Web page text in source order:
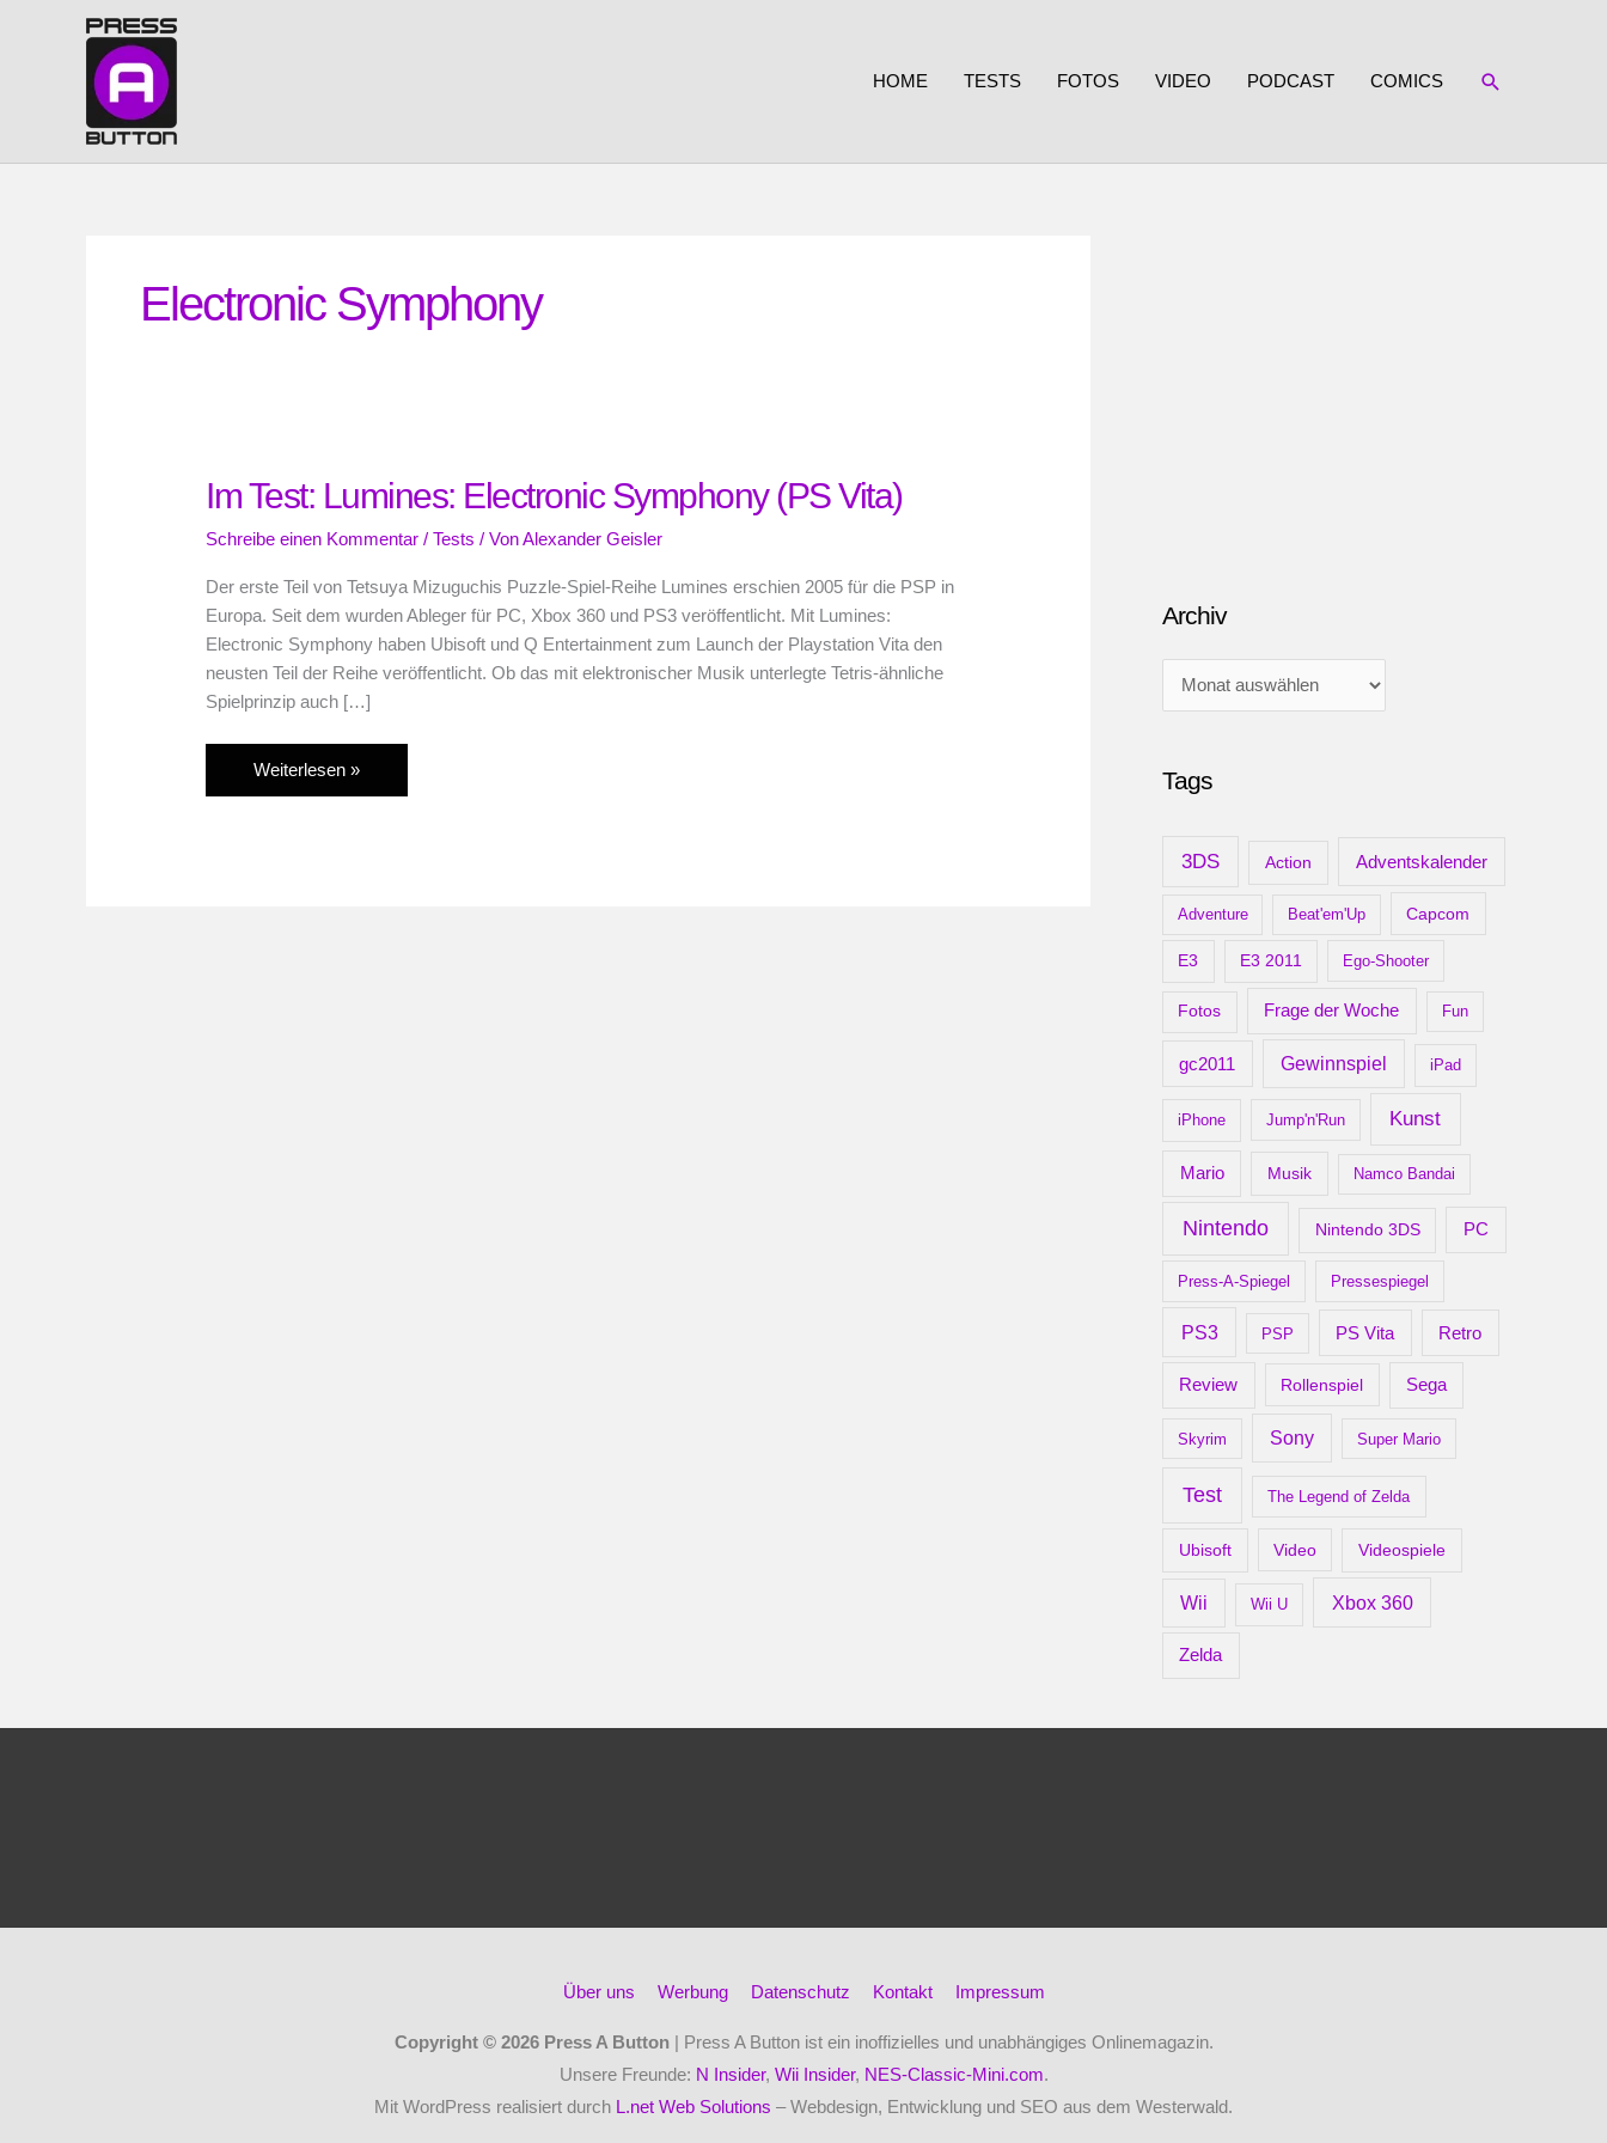
HOME TESTS FOTOS VIDEO PODCAST COMICS SUCHEN
Electronic Symphony
Im Test: Lumines: Electronic Symphony (PS Vita)
Schreibe einen Kommentar /Tests / VonAlexander Geisler
Der erste Teil von Tetsuya Mizuguchis Puzzle-Spiel-Reihe Lumines erschien 2005 für die PSP in
Europa. Seit dem wurden Ableger für PC, Xbox 360 und PS3 veröffentlicht. Mit Lumines:
Electronic Symphony haben Ubisoft und Q Entertainment zum Launch der Playstation Vita den
neusten Teil der Reihe veröffentlicht. Ob das mit elektronischer Musik unterlegte Tetris-ähnliche
Spielprinzip auch […]
Im
Test:
Weiterlesen »
Archiv
r
Tags
3DS Action Adventskalender
Adventure Beat'em'Up Capcom
E3 E3 2011 Ego-Shooter
Fotos Frage der Woche Fun
gc2011 Gewinnspiel iPad
iPhone Jump'n'Run Kunst
Mario Musik Namco Bandai
Nintendo Nintendo 3DS PC
Press-A-Spiegel Pressespiegel
PS3 PSP PS Vita Retro
Review Rollenspiel Sega
Skyrim Sony Super Mario
Test The Legend of Zelda
Ubisoft Video Videospiele
Wii Wii U Xbox 360
Zelda
Über uns Werbung Datenschutz Kontakt Impressum
Copyright © 2026 Press A Button| Press A Button ist ein inoffizielles und unabhängiges Onlinemagazin.
Unsere Freunde: N Insider, Wii Insider, NES-Classic-Mini.com.
Mit WordPress realisiert durch L.net Web Solutions – Webdesign, Entwicklung und SEO aus dem Westerwald.